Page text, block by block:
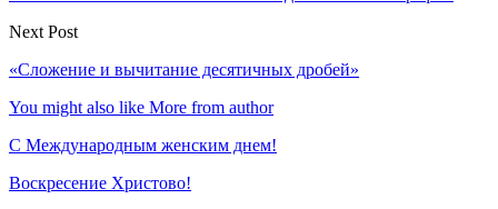
Next Post
«Сложение и вычитание десятичных дробей»
You might also like More from author
С Международным женским днем!
Воскресение Xристово!